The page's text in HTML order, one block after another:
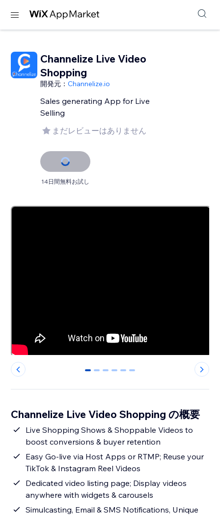
Channelize Live Video
Shopping
開発元：Channelize.io
Sales generating App for Live
Selling
まだレビューはありません
14日間無料お試し
0 1 2 3 4 5
Channelize Live Video Shopping の概要
Live Shopping Shows & Shoppable Videos to
boost conversions & buyer retention
Easy Go-live via Host Apps or RTMP; Reuse your
TikTok & Instagram Reel Videos
Dedicated video listing page; Display videos
anywhere with widgets & carousels
Simulcasting, Email & SMS Notifications, Unique